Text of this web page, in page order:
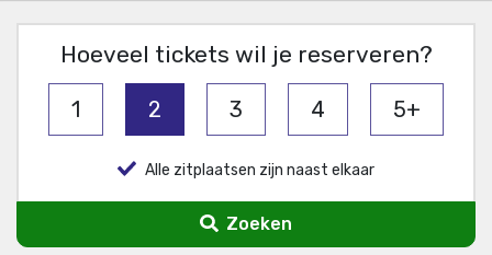
Hoeveel tickets wil je reserveren?
1 2 3 4 5+
Alle zitplaatsen zijn naast elkaar
Zoeken